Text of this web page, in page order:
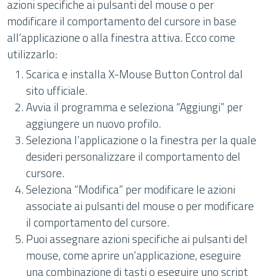
azioni specifiche ai pulsanti del mouse o per
modificare il comportamento del cursore in base
all’applicazione o alla finestra attiva. Ecco come
utilizzarlo:
Scarica e installa X-Mouse Button Control dal
sito ufficiale.
Avvia il programma e seleziona “Aggiungi” per
aggiungere un nuovo profilo.
Seleziona l’applicazione o la finestra per la quale
desideri personalizzare il comportamento del
cursore.
Seleziona “Modifica” per modificare le azioni
associate ai pulsanti del mouse o per modificare
il comportamento del cursore.
Puoi assegnare azioni specifiche ai pulsanti del
mouse, come aprire un’applicazione, eseguire
una combinazione di tasti o eseguire uno script